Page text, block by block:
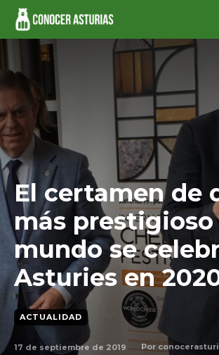
El certamen de
más prestigioso
mundo se
Asturies en
ACTUALIDAD
17 de septiembre de 2019 Por